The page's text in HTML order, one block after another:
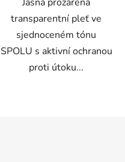
transparentní pleť ve
sjednoceném tónu
SPOLU s aktivní ochranou
proti útoku...